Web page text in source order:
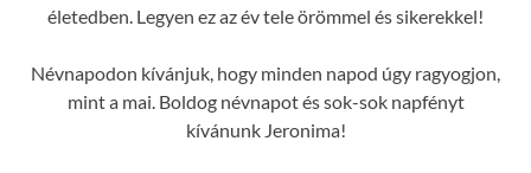
életedben. Legyen ez az év tele örömmel és sikerekkel!
Névnapodon kívánjuk, hogy minden napod úgy ragyogjon,
mint a mai. Boldog névnapot és sok-sok napfényt
kívánunk Jeronima!